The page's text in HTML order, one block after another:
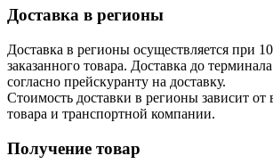
Доставка в регионы
Доставка в регионы осуществляется при
заказанного товара. Доставка до
согласно прейскуранту на доставку.
Стоимость доставки в регионы зависит
товара и транспортной компании.
Получение товар